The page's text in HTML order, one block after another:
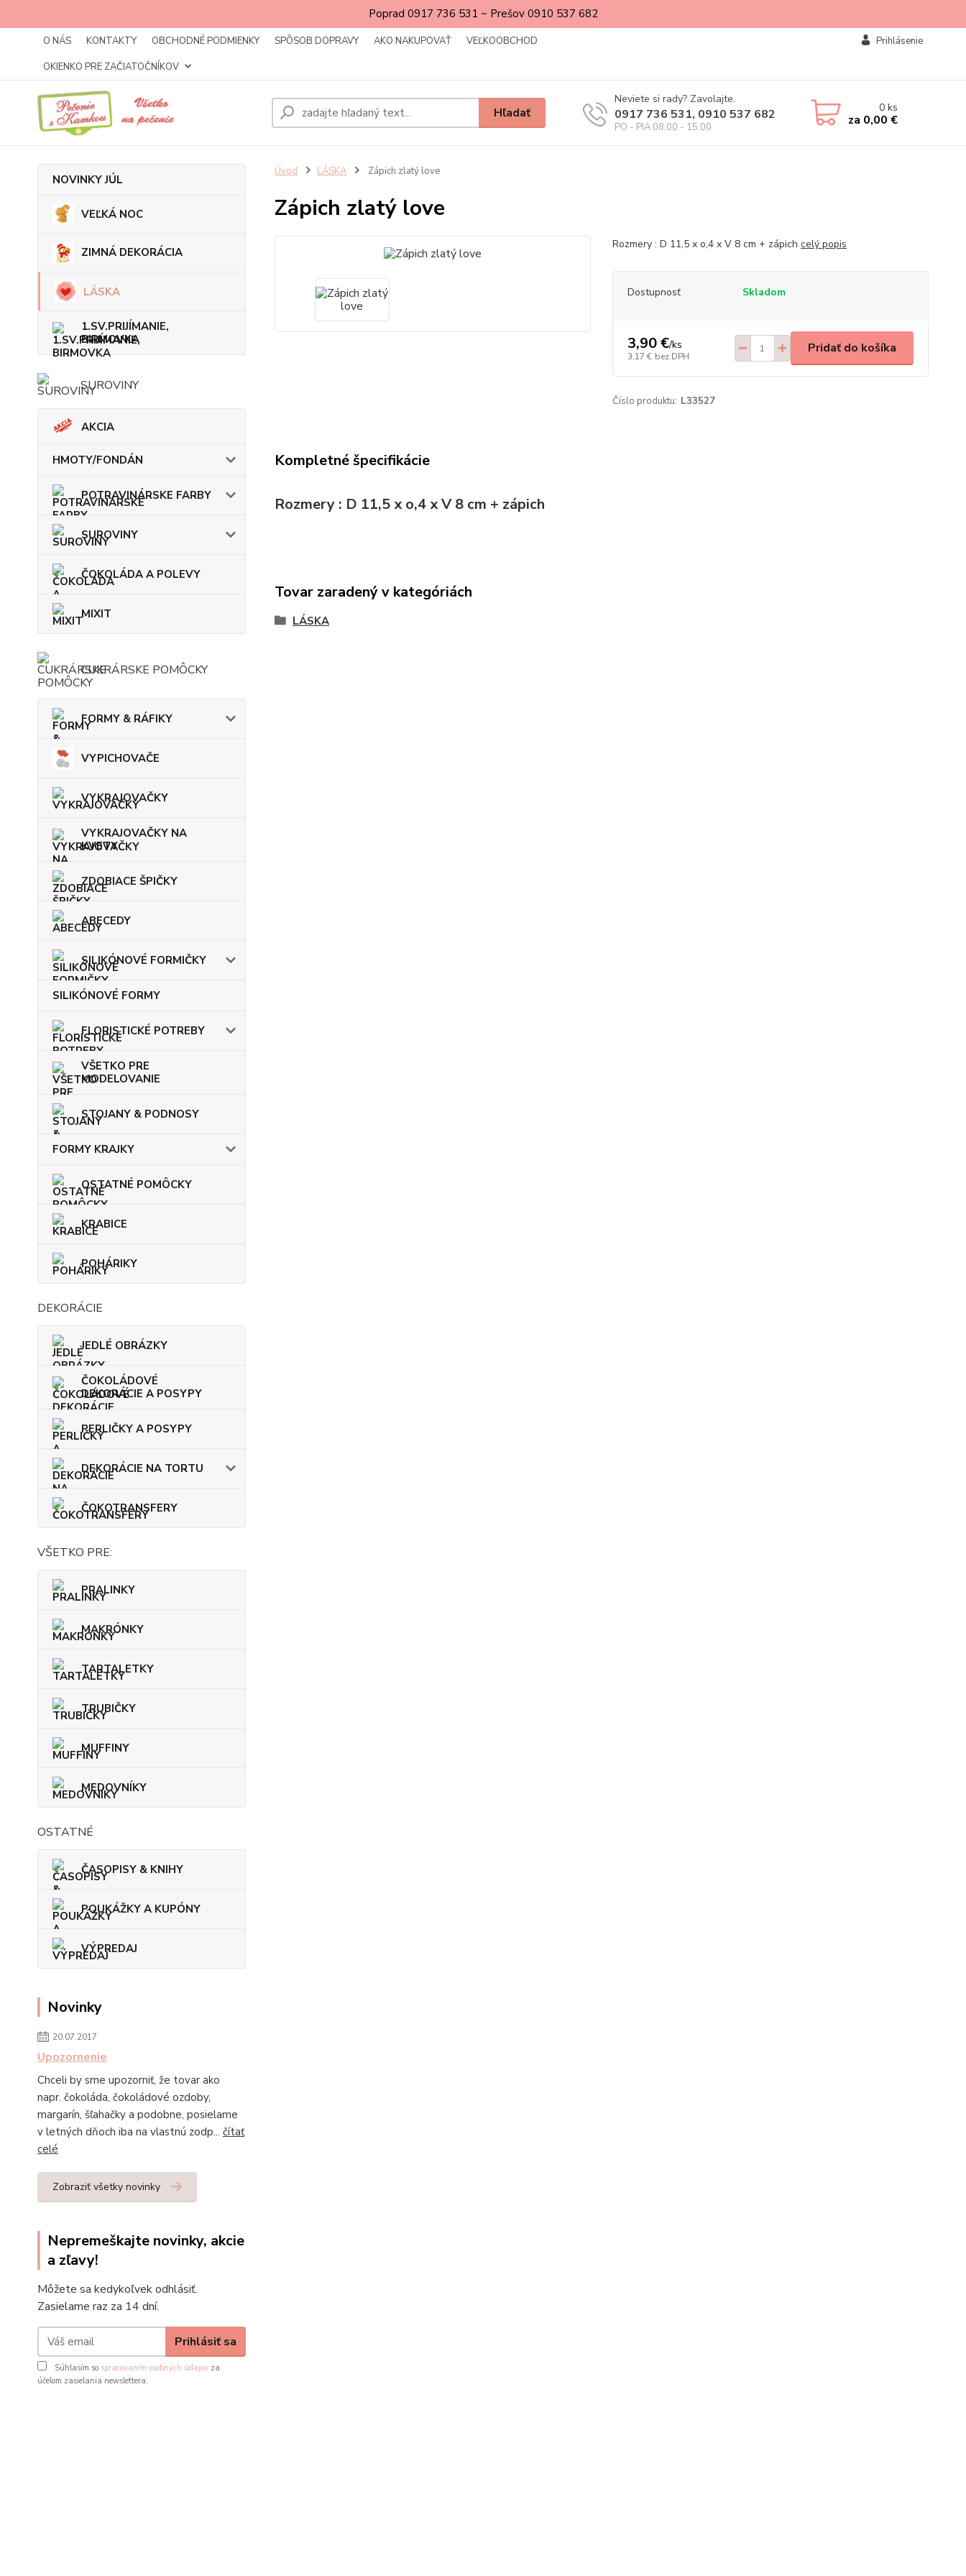
Poprad 0917 736 531 ~ Prešov 0910 537 682
O NÁS KONTAKTY OBCHODNÉ PODMIENKY SPÔSOB DOPRAVY AKO NAKUPOVAŤ
VEĽKOOBCHOD
OKIENKO PRE ZAČIATOČNÍKOV
Prihlásenie
Hľadať
Neviete si rady? Zavolajte.
0917 736 531, 0910 537 682
PO - PIA 08:00 - 15:00
0ks
za 0,00 €
NOVINKY JÚL
VEĽKÁ NOC
ZIMNÁ DEKORÁCIA
LÁSKA
1.SV.PRIJÍMANIE,
BIRMOVKA
SUROVINY
AKCIA
HMOTY/FONDÁN
POTRAVINÁRSKE FARBY
SUROVINY
ČOKOLÁDA A POLEVY
MIXIT
CUKRÁRSKE POMÔCKY
FORMY & RÁFIKY
VYPICHOVAČE
VYKRAJOVAČKY
VYKRAJOVAČKY NA
KVETY
ZDOBIACE ŠPIČKY
ABECEDY
SILIKÓNOVÉ FORMIČKY
SILIKÓNOVÉ FORMY
FLORISTICKÉ POTREBY
VŠETKO PRE
MODELOVANIE
STOJANY & PODNOSY
FORMY KRAJKY
OSTATNÉ POMÔCKY
KRABICE
POHÁRIKY
DEKORÁCIE
JEDLÉ OBRÁZKY
ČOKOLÁDOVÉ
DEKORÁCIE A POSYPY
PERLIČKY A POSYPY
DEKORÁCIE NA TORTU
ČOKOTRANSFERY
VŠETKO PRE:
PRALINKY
MAKRÓNKY
TARTALETKY
TRUBIČKY
MUFFINY
MEDOVNÍKY
OSTATNÉ
ČASOPISY & KNIHY
POUKÁŽKY A KUPÓNY
VÝPREDAJ
Novinky
20.07.2017
Upozornenie
Chceli by sme upozorniť, že tovar ako
napr. čokoláda, čokoládové ozdoby,
margarín, šľahačky a podobne, posielame
v letných dňoch iba na vlastnú zodp... čítať
celé
Zobraziť všetky novinky
Nepremeškajte novinky, akcie
a zľavy!
Môžete sa kedykoľvek odhlásiť.
Zasielame raz za 14 dní.
Prihlásiť sa
Súhlasím so spracovaním osobných údajov za
účelom zasielania newslettera.
Úvod LÁSKA Zápich zlatý love
Zápich zlatý love
Rozmery : D 11,5 x o,4 x V 8 cm + zápich celý popis
Dostupnosť Skladom
3,90 €/ks
3,17 € bez DPH
Pridať do košíka
Číslo produktu: L33527
Kompletné špecifikácie
Rozmery : D 11,5 x o,4 x V 8 cm + zápich
Tovar zaradený v kategóriách
LÁSKA